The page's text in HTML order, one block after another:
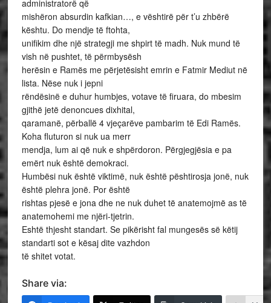
administratorë që
mishëron absurdin kafkian…, e vështirë për t’u zhbërë
kështu. Do mendje të ftohta,
unifikim dhe një strategji me shpirt të madh. Nuk mund të
vish në pushtet, të përmbysësh
herësin e Ramës me përjetësisht emrin e Fatmir Mediut në
lista. Nëse nuk i jepni
rëndësinë e duhur humbjes, votave të firuara, do mbesim
gjithë jetë denoncues dixhital,
qaramanë, përballë 4 vjeçarëve pambarim të Edi Ramës.
Koha fluturon si nuk ua merr
mendja, lum ai që nuk e shpërdoron. Përgjegjësia e pa
emërt nuk është demokraci.
Humbësi nuk është viktimë, nuk është pështirosja jonë, nuk
është plehra jonë. Por është
rishtas pjesë e jona dhe ne nuk duhet të anatemojmë as të
anatemohemi me njëri-tjetrin.
Eshtë thjesht standart. Se pikërisht fal mungesës së këtij
standarti sot e kësaj dite vazhdon
të shitet votat.
Share via: